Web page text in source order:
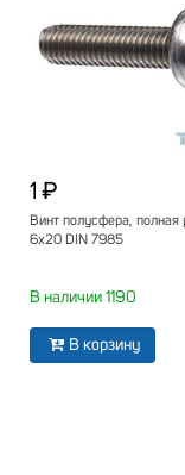
1 ₽
Винт полусфера, полная
6х20 DIN 7985
В наличии 1190
В корзину